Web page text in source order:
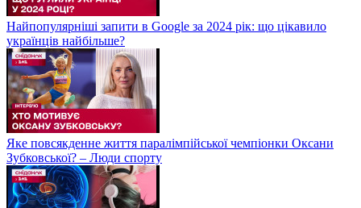
Найпопулярніші запити в Google за 2024 рік: що цікавило
українців найбільше?
Яке повсякденне життя паралімпійської чемпіонки Оксани
Зубковської? – Люди спорту